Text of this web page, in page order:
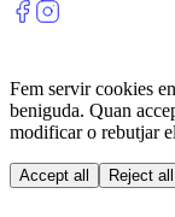
Fem servir cookies
beniguda. Quan
modificar o rebutjar
Accept all Reject all